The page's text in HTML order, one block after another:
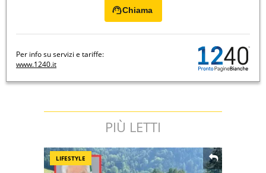
Chiama
Per info su servizi e tariffe:
www.1240.it
PIÙ LETTI
LIFESTYLE